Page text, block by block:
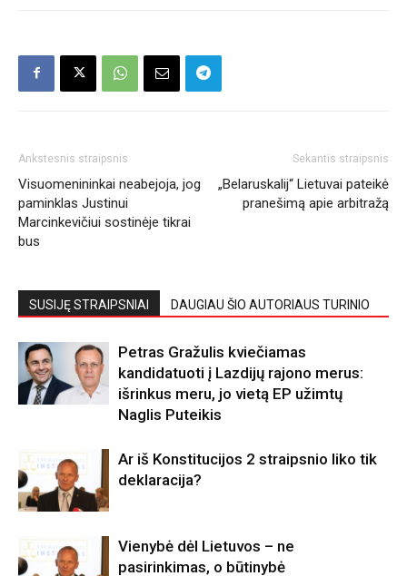
Ankstesnis straipsnis
Visuomenininkai neabejoja, jog
paminklas Justinui
Marcinkevičiui sostinėje tikrai
bus
Sekantis straipsnis
„Belaruskalij“ Lietuvai pateikė
pranešimą apie arbitražą
SUSIJĘ STRAIPSNIAI DAUGIAU ŠIO AUTORIAUS TURINIO
Petras Gražulis kviečiamas
kandidatuoti į Lazdijų rajono merus:
išrinkus meru, jo vietą EP užimtų
Naglis Puteikis
Ar iš Konstitucijos 2 straipsnio liko tik
deklaracija?
Vienybė dėl Lietuvos – ne
pasirinkimas, o būtinybė